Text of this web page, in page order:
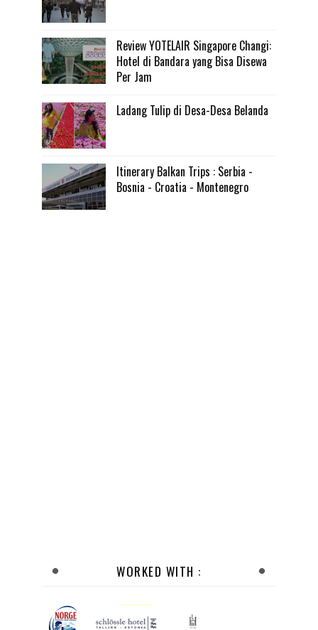
Review YOTELAIR Singapore Changi:
Hotel di Bandara yang Bisa Disewa
Per Jam
Ladang Tulip di Desa-Desa Belanda
Itinerary Balkan Trips : Serbia -
Bosnia - Croatia - Montenegro
WORKED WITH :